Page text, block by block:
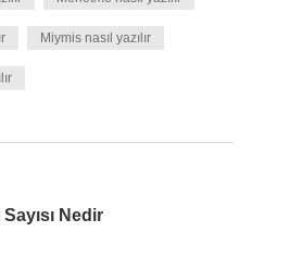
Miymis nasıl yazılır
Nedir